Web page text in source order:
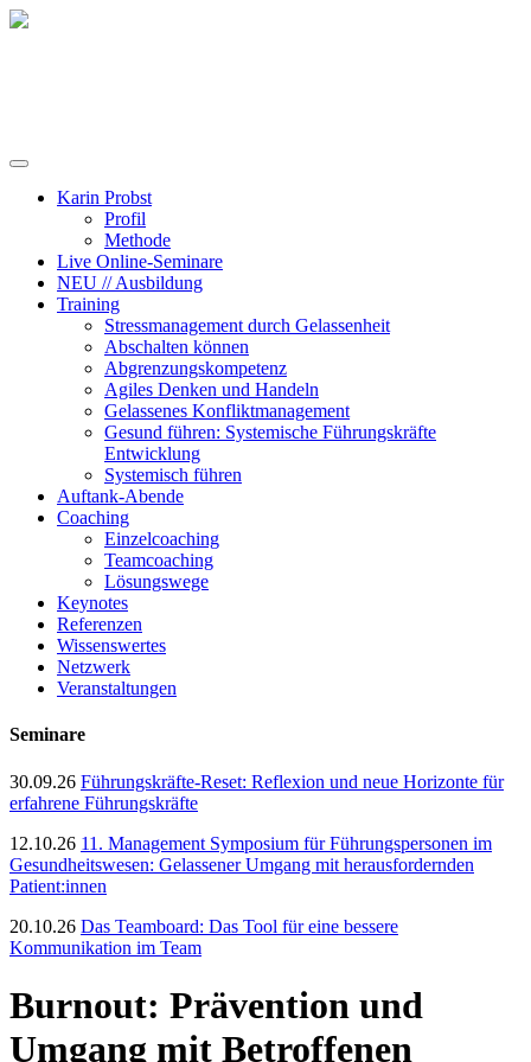
Karin Probst
Profil
Methode
Live Online-Seminare
NEU // Ausbildung
Training
Stressmanagement durch Gelassenheit
Abschalten können
Abgrenzungskompetenz
Agiles Denken und Handeln
Gelassenes Konfliktmanagement
Gesund führen: Systemische Führungskräfte
Entwicklung
Systemisch führen
Auftank-Abende
Coaching
Einzelcoaching
Teamcoaching
Lösungswege
Keynotes
Referenzen
Wissenswertes
Netzwerk
Veranstaltungen
Seminare
30.09.26 Führungskräfte-Reset: Reflexion und neue Horizonte für
erfahrene Führungskräfte
12.10.26 11. Management Symposium für Führungspersonen im
Gesundheitswesen: Gelassener Umgang mit herausfordernden
Patient:innen
20.10.26 Das Teamboard: Das Tool für eine bessere
Kommunikation im Team
Burnout: Prävention und
Umgang mit Betroffenen